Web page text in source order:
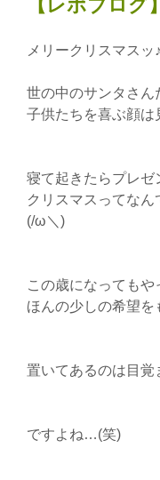
【レポブロ
メリークリスマスッ♪
世の中のサンタさん
子供たちを喜ぶ顔は
寝て起きたらプレゼ
クリスマスってなん
(/ω＼)
この歳になってもや
ほんの少しの希望を
置いてあるのは目
ですよね…(笑)